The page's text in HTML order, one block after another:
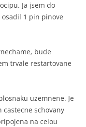
Ja jsem do
1 pin pinove
bude
trvale restartovane
uzemnene. Je
schovany
na celou